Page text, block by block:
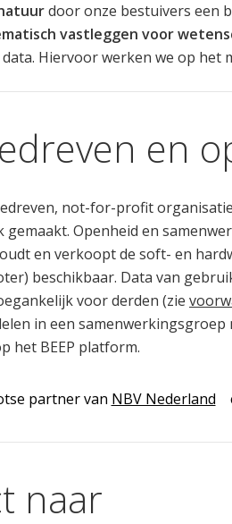
door onze bestuivers een
vastleggen voor
Hiervoor werken we op het
en
not-for-profit
Openheid en
en verkoopt de soft- en
beschikbaar. Data van
voor derden (zie
in een
het BEEP platform.
partner van NBV Nederland
naar